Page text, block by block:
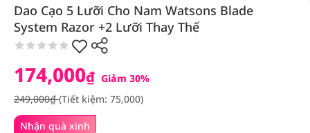
Dao Cạo 5 Lưỡi Cho Nam Watsons Blade
System Razor +2 Lưỡi Thay Thế
Nhận quà xinh
174,000₫ Giảm 30%
249,000₫(Tiết kiệm: 75,000)